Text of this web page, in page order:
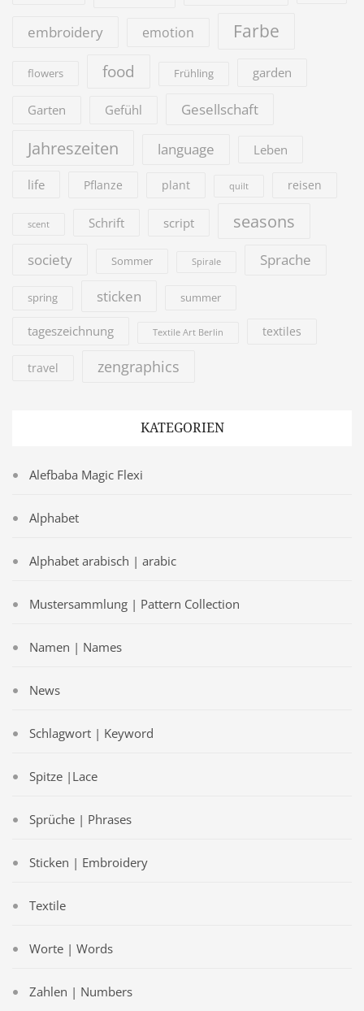
embroidery emotion Farbe
flowers food Frühling garden
Garten Gefühl Gesellschaft
Jahreszeiten language Leben
life Pflanze plant quilt reisen
scent Schrift script seasons
society Sommer Spirale Sprache
spring sticken summer
tageszeichnung Textile Art Berlin textiles
travel zengraphics
KATEGORIEN
Alefbaba Magic Flexi
Alphabet
Alphabet arabisch | arabic
Mustersammlung | Pattern Collection
Namen | Names
News
Schlagwort | Keyword
Spitze |Lace
Sprüche | Phrases
Sticken | Embroidery
Textile
Worte | Words
Zahlen | Numbers